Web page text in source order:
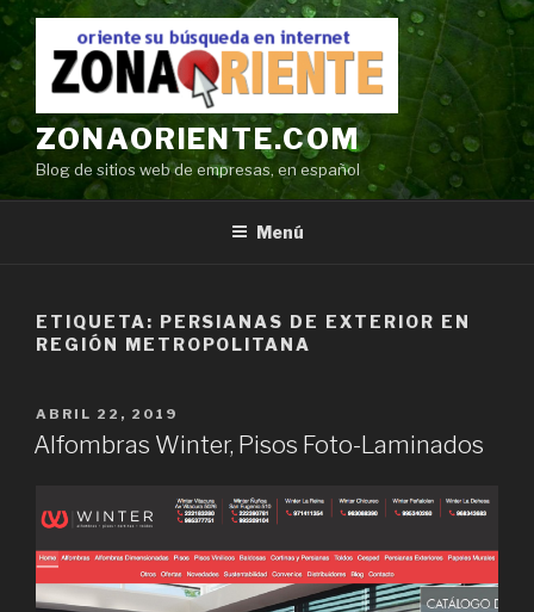
Ir
contenido
ZONAORIENTE.COM
Blog de sitios web de empresas, en español
Menú
ETIQUETA: PERSIANAS DE EXTERIOR EN
REGIÓN METROPOLITANA
POSTED
ON
ABRIL 22, 2019
Alfombras Winter, Pisos Foto-Laminados